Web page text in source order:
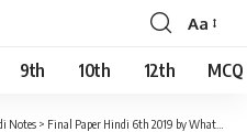
Font
Resizer
Aa
9th 10th 12th MCQ
Notes > Final Paper Hindi 6th 2019 by Whatsapp